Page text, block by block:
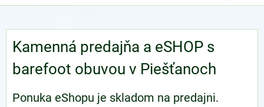
Kamenná predajňa a eSHOP s
barefoot obuvou v Piešťanoch
Ponuka eShopu je skladom na predajni.